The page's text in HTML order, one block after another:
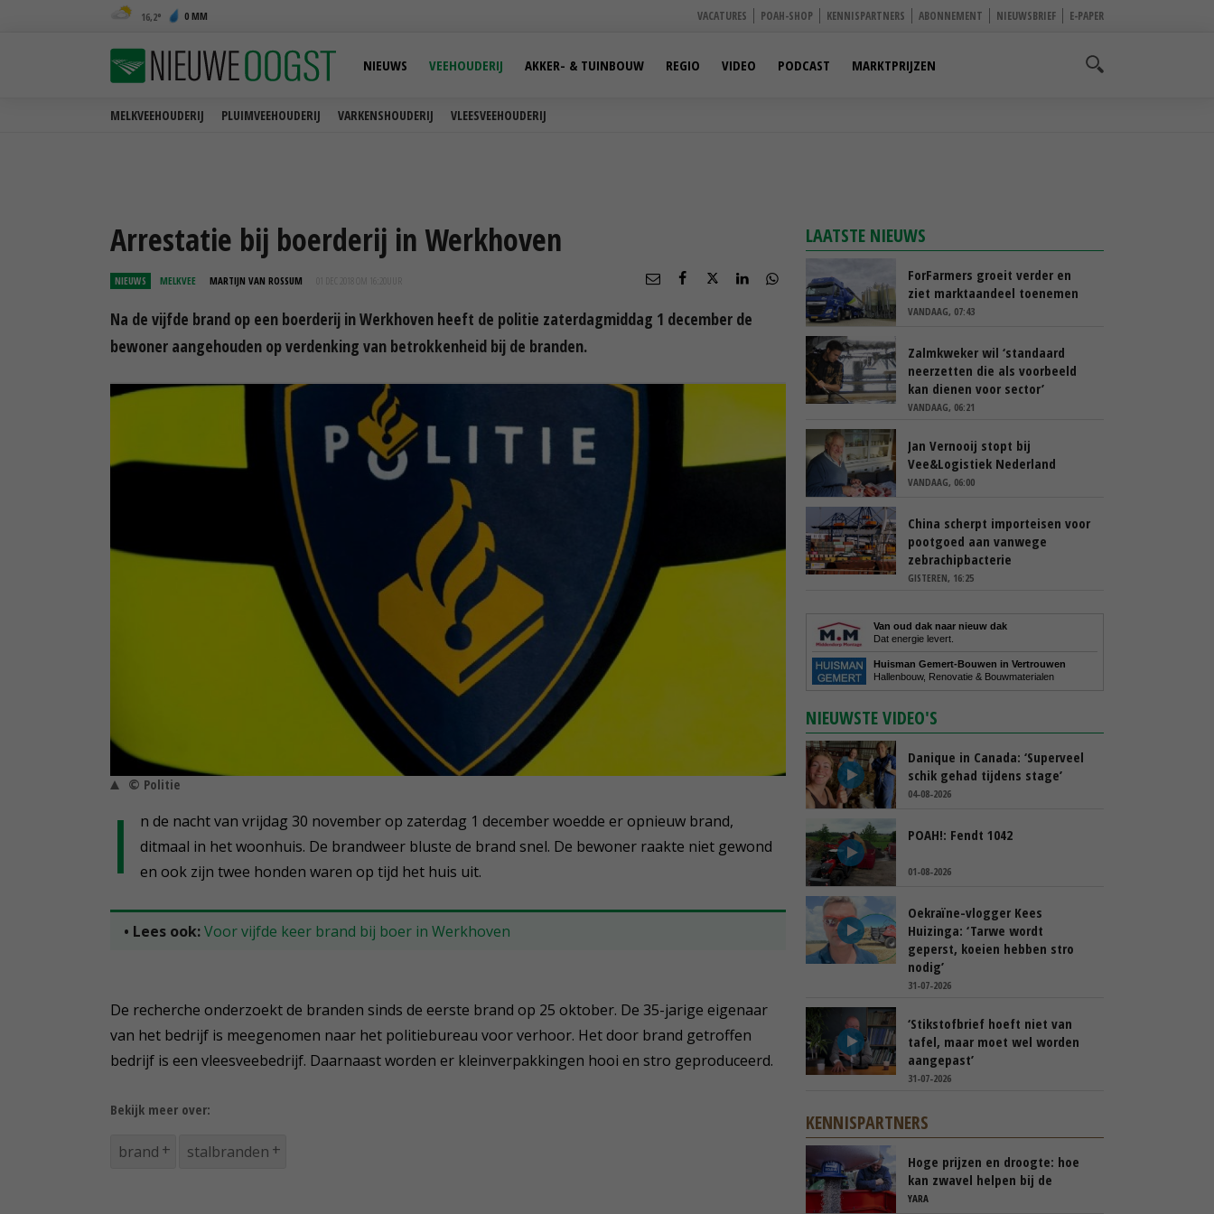
16,2 0 MM VACATURES POAH-SHOP KENNISPARTNERS ABONNEMENT NIEUWSBRIEF E-PAPER
MELKVEEHOUDERIJ PLUIMVEEHOUDERIJ VARKENSHOUDERIJ VLEESVEEHOUDERIJ
NIEUWS VEEHOUDERIJ AKKER- & TUINBOUW REGIO VIDEO PODCAST MARKTPRIJZEN
Arrestatie bij boerderij in Werkhoven
NIEUWS MELKVEE MARTIJN VAN ROSSUM 01 DEC 2018 OM 16:20
Na de vijfde brand op een boerderij in Werkhoven heeft de politie zaterdagmiddag 1 december de
bewoner aangehouden op verdenking van betrokkenheid bij de branden.
© Politie
I
n de nacht van vrijdag 30 november op zaterdag 1 december woedde er opnieuw brand,
ditmaal in het woonhuis. De brandweer bluste de brand snel. De bewoner raakte niet gewond
en ook zijn twee honden waren op tijd het huis uit.
• Lees ook:Voor vijfde keer brand bij boer in Werkhoven
De recherche onderzoekt de branden sinds de eerste brand op 25 oktober. De 35-jarige eigenaar
van het bedrijf is meegenomen naar het politiebureau voor verhoor. Het door brand getroffen
bedrijf is een vleesveebedrijf. Daarnaast worden er kleinverpakkingen hooi en stro geproduceerd.
Bekijk meer over:
brand stalbranden
LAATSTE NIEUWS
ForFarmers groeit verder en
ziet marktaandeel toenemen
VANDAAG, 07:43
Zalmkweker wil ‘standaard
neerzetten die als voorbeeld
kan dienen voor sector’
VANDAAG, 06:21
Jan Vernooij stopt bij
Vee&Logistiek Nederland
VANDAAG, 06:00
China scherpt importeisen voor
pootgoed aan vanwege
zebrachipbacterie
GISTEREN, 16:25
Van oud dak naar nieuw dak
Dat energie levert.
Huisman Gemert-Bouwen in Vertrouwen
Hallenbouw, Renovatie & Bouwmaterialen
NIEUWSTE VIDEO'S
Danique in Canada: ‘Superveel
schik gehad tijdens stage’
04-08-2026
POAH!: Fendt 1042
01-08-2026
Oekraïne-vlogger Kees
Huizinga: ‘Tarwe wordt
geperst, koeien hebben stro
nodig’
31-07-2026
‘Stikstofbrief hoeft niet van
tafel, maar moet wel worden
aangepast’
31-07-2026
KENNISPARTNERS
Hoge prijzen en droogte: hoe
kan zwavel helpen bij de
bemesting?
YARA